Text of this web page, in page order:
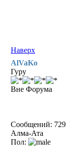
Наверх
AlVaKo
Гуру
Вне Форума
Сообщений: 729
Алма-Ата
Пол: